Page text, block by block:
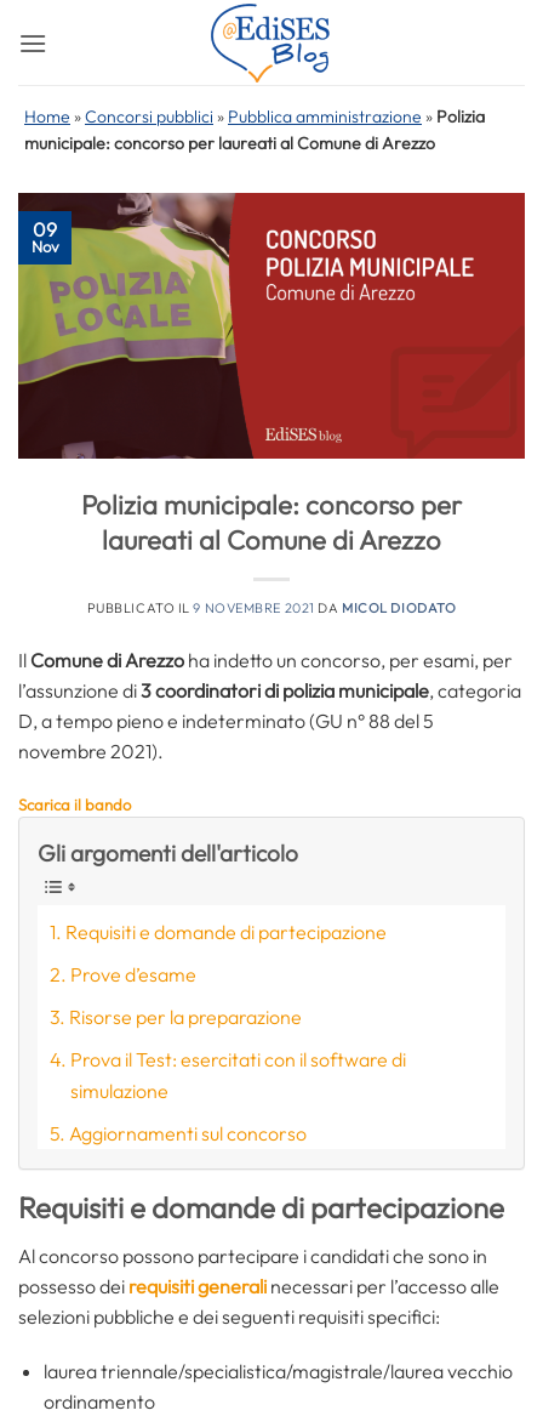
Home »Concorsi pubblici » Pubblica amministrazione » Polizia
municipale: concorso per laureati al Comune di Arezzo
09
Nov
Polizia municipale: concorso per
laureati al Comune di Arezzo
PUBBLICATO IL9 NOVEMBRE 2021 DA MICOL DIODATO
Il Comune di Arezzo ha indetto un concorso, per esami, per
l’assunzione di3 coordinatori di polizia municipale, categoria
D, a tempo pieno e indeterminato (GU n° 88 del 5
novembre 2021).
Scarica il bando
Gli argomenti dell'articolo
Requisiti e domande di partecipazione
Prove d’esame
Risorse per la preparazione
Prova il Test: esercitati con il software di
simulazione
Aggiornamenti sul concorso
Requisiti e domande di partecipazione
Al concorso possono partecipare i candidati che sono in
possesso dei requisiti generali necessari per l’accesso alle
selezioni pubbliche e dei seguenti requisiti specifici:
laurea triennale/specialistica/magistrale/laurea vecchio
ordinamento